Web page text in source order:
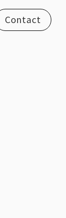
Contact